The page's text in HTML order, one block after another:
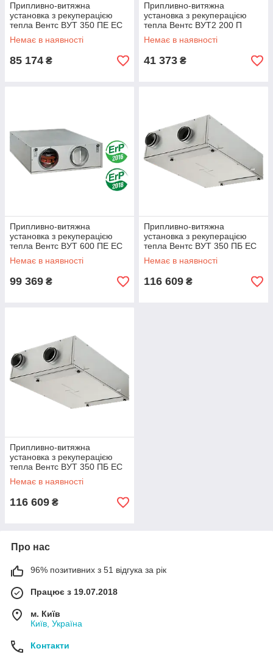
Припливно-витяжна
установка з рекуперацією
тепла Вентс ВУТ 350 ПЕ ЕС
П
Немає в наявності
85 174 ₴
Припливно-витяжна
установка з рекуперацією
тепла Вентс ВУТ2 200 П
Немає в наявності
41 373 ₴
Припливно-витяжна
установка з рекуперацією
тепла Вентс ВУТ 600 ПЕ ЕС
П
Немає в наявності
99 369 ₴
Припливно-витяжна
установка з рекуперацією
тепла Вентс ВУТ 350 ПБ ЕС
Л А21
Немає в наявності
116 609 ₴
Припливно-витяжна
установка з рекуперацією
тепла Вентс ВУТ 350 ПБ ЕС
П А21
Немає в наявності
116 609 ₴
Про нас
96% позитивних з 51 відгука за рік
Працює з 19.07.2018
м. Київ
Київ, Україна
Контакти